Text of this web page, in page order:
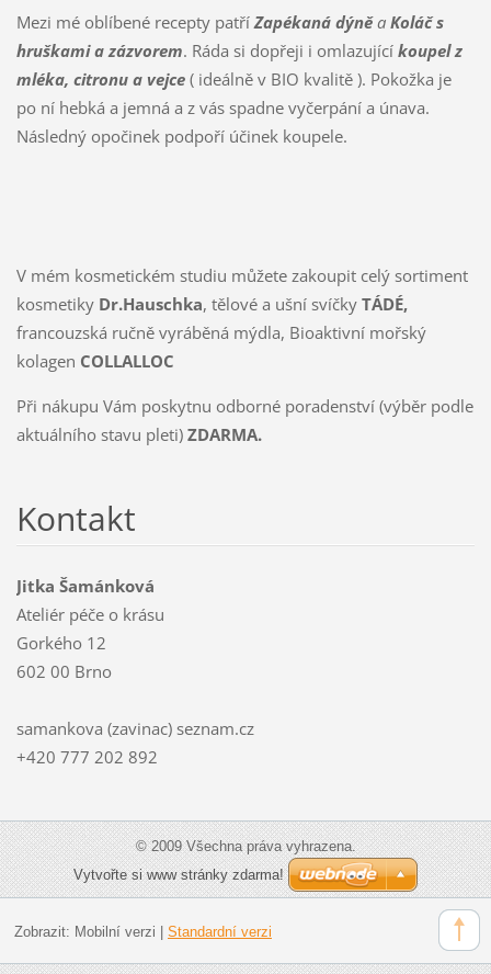
Mezi mé oblíbené recepty patří Zapékaná dýněaKoláč s
hruškami a zázvorem. Ráda si dopřeji i omlazujícíkoupel z
mléka, citronu a vejce( ideálně v BIO kvalitě ). Pokožka je
po ní hebká a jemná a z vás spadne vyčerpání a únava.
Následný opočinek podpoří účinek koupele.
V mém kosmetickém studiu můžete zakoupit celý sortiment
kosmetiky Dr.Hauschka, tělové a ušní svíčky TÁDÉ,
francouzská ručně vyráběná mýdla, Bioaktivní mořský
kolagen COLLALLOC
Při nákupu Vám poskytnu odborné poradenství (výběr podle
aktuálního stavu pleti) ZDARMA.
Kontakt
Jitka Šamánková
Ateliér péče o krásu
Gorkého 12
602 00 Brno
samankova (zavinac) seznam.cz
+420 777 202 892
© 2009 Všechna práva vyhrazena.
Vytvořte si www stránky zdarma!
Zobrazit: Mobilní verzi Standardní verzi